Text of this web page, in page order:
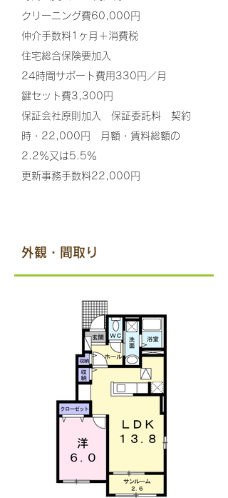
クリーニング費60,000円
仲介手数料1ヶ月＋消費税
住宅総合保険要加入
24時間サポート費用330円／月
鍵セット費3,300円
保証会社原則加入 保証委託料 契約
時・22,000円 月額・賃料総額の
2.2％又は5.5％
更新事務手数料22,000円
​外観・間取り